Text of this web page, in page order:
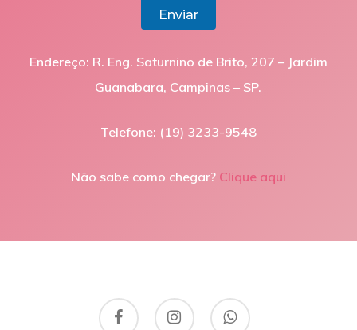
Enviar
Endereço: R. Eng. Saturnino de Brito, 207 – Jardim
Guanabara, Campinas – SP.
Telefone: (19) 3233-9548
Não sabe como chegar? Clique aqui
facebook instagram whatsapp